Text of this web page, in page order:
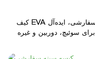
کیف EVA سفارشی، ایده‌آل
برای سوئیچ، دوربین و غیره